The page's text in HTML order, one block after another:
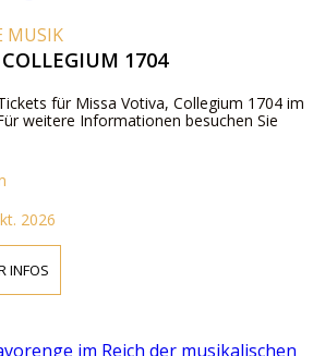
MUSIK
1704
für Missa Votiva, Collegium 1704 im
weitere Informationen besuchen Sie
2026
INFOS